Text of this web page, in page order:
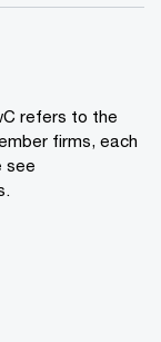
refers to the
firms, each
see